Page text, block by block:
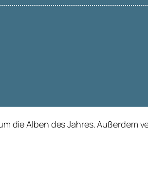
die Alben des Jahres. Außerdem